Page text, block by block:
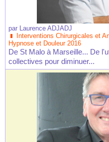
par Laurence ADJADJ
Interventions Chirurgicales et
Hypnose et Douleur 2016
De St Malo à Marseille... De
collectives pour diminuer...